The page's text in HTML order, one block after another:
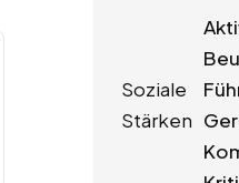
Soziale
Stärken